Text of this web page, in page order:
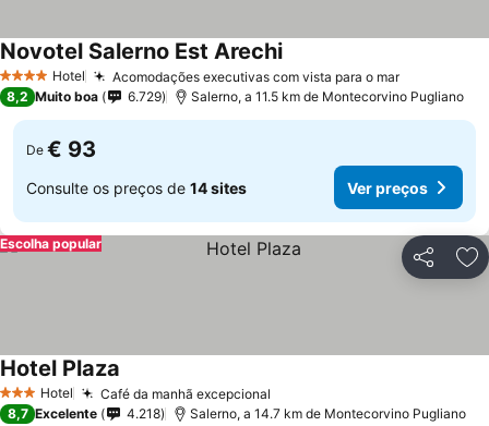
4 EstrelasHotel Acomodações executivas com vista para o marVer preços
Novotel Salerno Est ArechiVer preços
8,2 Muito boa 6.729 Salerno, a 11.5 km de Montecorvino Pugliano
De € 93
Consulte os preços de 14 sites Ver preços
Partilhar
Escolha popular
3 EstrelasHotel Café da manhã excepcional
Hotel Plaza
8,7 Excelente 4.218 Salerno, a 14.7 km de Montecorvino Pugliano